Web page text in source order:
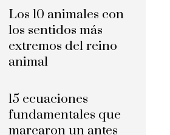
Los 10 animales con
los sentidos más
extremos del reino
animal
15 ecuaciones
fundamentales que
marcaron un antes